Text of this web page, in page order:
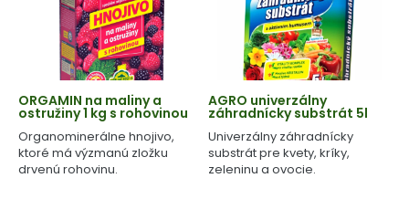
ORGAMIN na maliny a
ostružiny 1 kg s rohovinou
Organominerálne hnojivo,
ktoré má výzmanú zložku
drvenú rohovinu.
AGRO univerzálny
záhradnícky substrát 5l
Univerzálny záhradnícky
substrát pre kvety, kríky,
zeleninu a ovocie.